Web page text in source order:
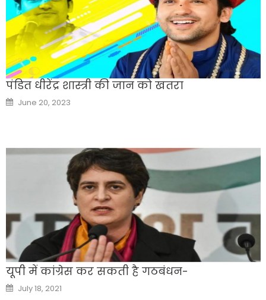
पंडित धीरेंद्र शास्त्री की जान को खतरा
Posted
on
June 20, 2023
यूपी में कांग्रेस कर सकती है गठबंधन-
Posted
on
July 18, 2021